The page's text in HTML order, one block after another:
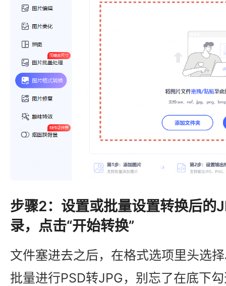
步骤2：设置或批量设置转换后的
录，点击“开始转换”
文件塞进去之后，在格式选项里头选
批量进行PSD转JPG，别忘了在底下